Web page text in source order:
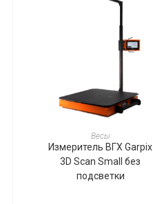
ПОДРОБНЕЕ
Весы
Измеритель ВГХ Garpix
3D Scan Small без
подсветки